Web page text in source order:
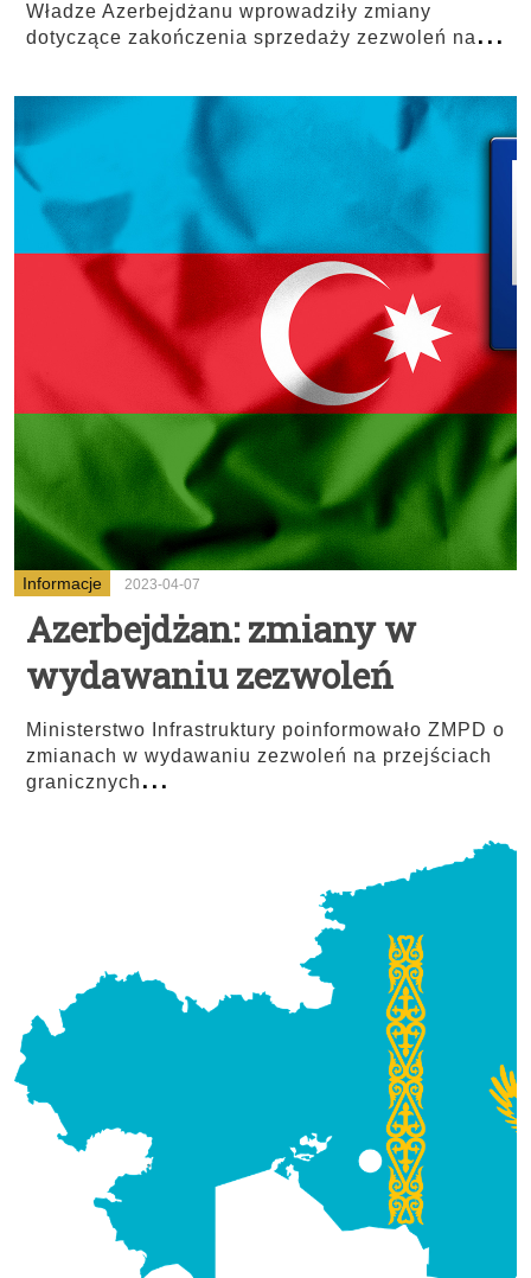
Władze Azerbejdżanu wprowadziły zmiany
dotyczące zakończenia sprzedaży zezwoleń na...
Informacje 2023-04-07
Azerbejdżan: zmiany w
wydawaniu zezwoleń
Ministerstwo Infrastruktury poinformowało ZMPD o
zmianach w wydawaniu zezwoleń na przejściach
granicznych ...